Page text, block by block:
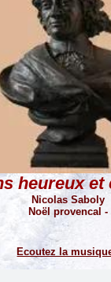
heureux et
Nicolas Saboly
Noël provencal -
Ecoutez la